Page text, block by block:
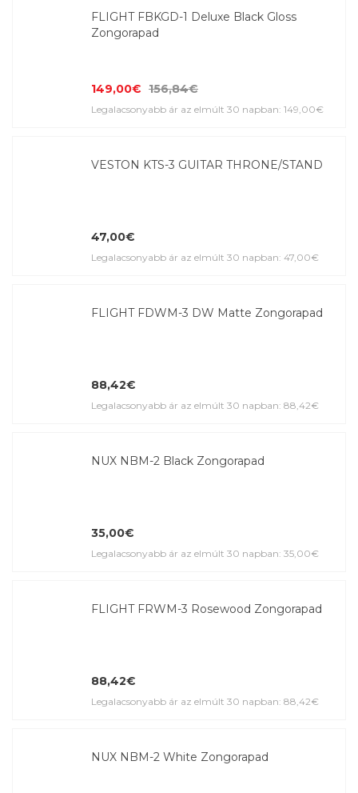
FLIGHT FBKGD-1 Deluxe Black Gloss
Zongorapad
149,00€ 156,84€
Legalacsonyabb ár az elmúlt 30 napban: 149,00€
VESTON KTS-3 GUITAR THRONE/STAND
47,00€
Legalacsonyabb ár az elmúlt 30 napban: 47,00€
FLIGHT FDWM-3 DW Matte Zongorapad
88,42€
Legalacsonyabb ár az elmúlt 30 napban: 88,42€
NUX NBM-2 Black Zongorapad
35,00€
Legalacsonyabb ár az elmúlt 30 napban: 35,00€
FLIGHT FRWM-3 Rosewood Zongorapad
88,42€
Legalacsonyabb ár az elmúlt 30 napban: 88,42€
NUX NBM-2 White Zongorapad